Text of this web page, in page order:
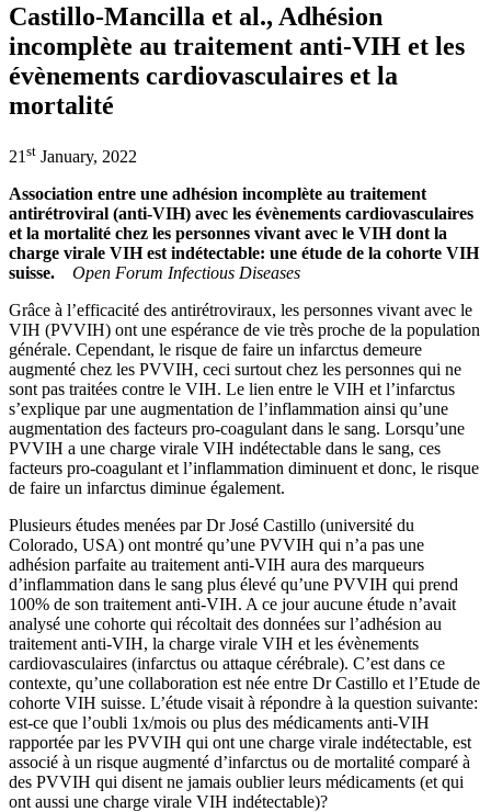
Castillo-Mancilla et al., Adhésion
incomplète au traitement anti-VIH et les
évènements cardiovasculaires et la
mortalité
21 st January, 2022
Association entre une adhésion incomplète au traitement
antirétroviral (anti-VIH) avec les évènements cardiovasculaires
et la mortalité chez les personnes vivant avec le VIH dont la
charge virale VIH est indétectable: une étude de la cohorte VIH
suisse. Open Forum Infectious Diseases
Grâce à l’efficacité des antirétroviraux, les personnes vivant avec le
VIH (PVVIH) ont une espérance de vie très proche de la population
générale. Cependant, le risque de faire un infarctus demeure
augmenté chez les PVVIH, ceci surtout chez les personnes qui ne
sont pas traitées contre le VIH. Le lien entre le VIH et l’infarctus
s’explique par une augmentation de l’inflammation ainsi qu’une
augmentation des facteurs pro-coagulant dans le sang. Lorsqu’une
PVVIH a une charge virale VIH indétectable dans le sang, ces
facteurs pro-coagulant et l’inflammation diminuent et donc, le risque
de faire un infarctus diminue également.
Plusieurs études menées par Dr José Castillo (université du
Colorado, USA) ont montré qu’une PVVIH qui n’a pas une
adhésion parfaite au traitement anti-VIH aura des marqueurs
d’inflammation dans le sang plus élevé qu’une PVVIH qui prend
100% de son traitement anti-VIH. A ce jour aucune étude n’avait
analysé une cohorte qui récoltait des données sur l’adhésion au
traitement anti-VIH, la charge virale VIH et les évènements
cardiovasculaires (infarctus ou attaque cérébrale). C’est dans ce
contexte, qu’une collaboration est née entre Dr Castillo et l’Etude de
cohorte VIH suisse. L’étude visait à répondre à la question suivante:
est-ce que l’oubli 1x/mois ou plus des médicaments anti-VIH
rapportée par les PVVIH qui ont une charge virale indétectable, est
associé à un risque augmenté d’infarctus ou de mortalité comparé à
des PVVIH qui disent ne jamais oublier leurs médicaments (et qui
ont aussi une charge virale VIH indétectable)?